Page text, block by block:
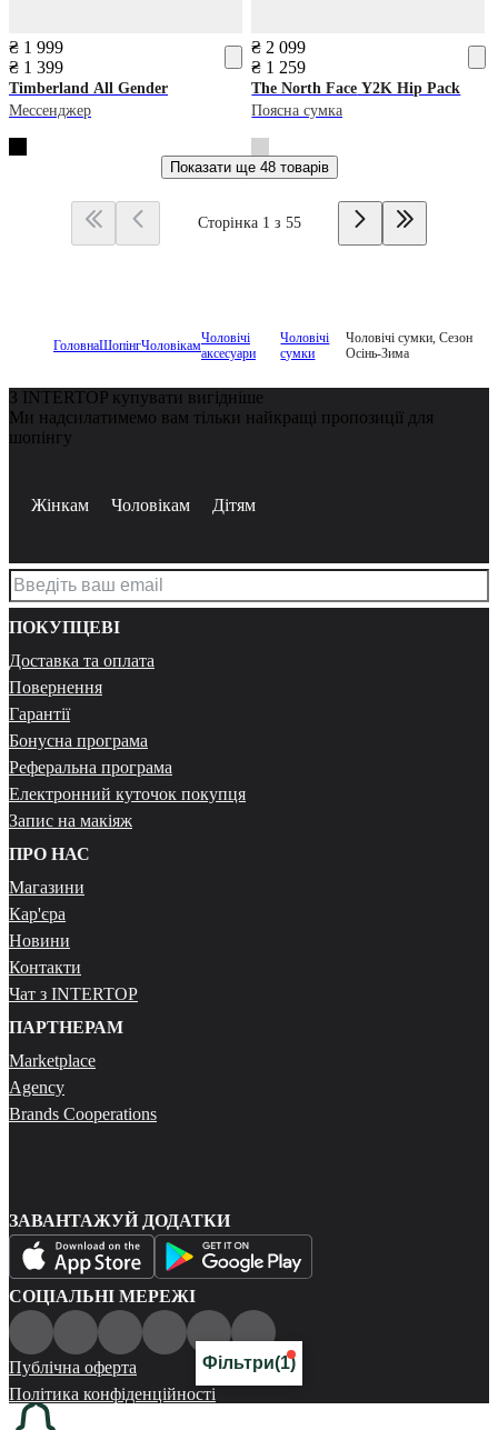
₴ 1 999
₴ 1 399
Timberland All Gender
Мессенджер
₴ 2 099
₴ 1 259
The North Face Y2K Hip Pack
Поясна сумка
Показати ще 48 товарів
Сторінка 1 з 55
ГоловнаШопінгЧоловікамЧоловічі
аксесуари
Чоловічі
сумки
Чоловічі сумки, Сезон
Осінь-Зима
Фільтри(1)
З INTERTOP купувати вигідніше
Ми надсилатимемо вам тільки найкращі пропозиції для
шопінгу
Жінкам Чоловікам Дітям
ПОКУПЦЕВІ
Доставка та оплата
Повернення
Гарантії
Бонусна програма
Реферальна програма
Електронний куточок покупця
Запис на макіяж
ПРО НАС
Магазини
Кар'єра
Новини
Контакти
Чат з INTERTOP
ПАРТНЕРАМ
Marketplace
Agency
Brands Cooperations
ЗАВАНТАЖУЙ ДОДАТКИ
СОЦІАЛЬНІ МЕРЕЖІ
Публічна оферта
Політика конфіденційності
Карта сайту